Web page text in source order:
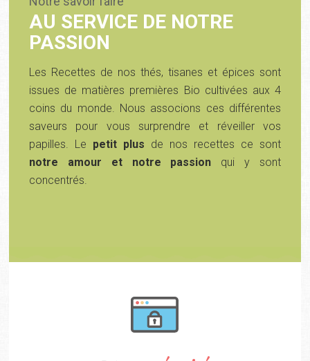
AU SERVICE DE NOTRE
PASSION
Les Recettes de nos thés, tisanes et épices sont
issues de matières premières Bio cultivées aux 4
coins du monde. Nous associons ces différentes
saveurs pour vous surprendre et réveiller vos
papilles. Le petit plus de nos recettes ce sont
notre amour et notre passion qui y sont
concentrés.